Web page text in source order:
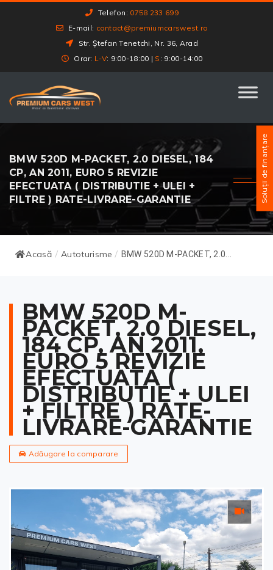
Telefon: 0758 233 699
E-mail: contact@premiumcarswest.ro
Str. Ștefan Tenetchi, Nr. 36, Arad
Orar: L-V: 9:00-18:00 | S : 9:00-14:00
BMW 520D M-PACKET, 2.0 DIESEL, 184
CP, AN 2011, EURO 5 REVIZIE
EFECTUATA ( DISTRIBUTIE + ULEI +
FILTRE ) RATE-LIVRARE-GARANTIE
Acasă / Autoturisme / BMW 520D M-PACKET, 2.0...
BMW 520D M-
PACKET, 2.0 DIESEL,
184 CP, AN 2011,
EURO 5 REVIZIE
EFECTUATA (
DISTRIBUTIE + ULEI
+ FILTRE ) RATE-
LIVRARE-GARANTIE
Adăugare la comparare
Soluții de finanțare